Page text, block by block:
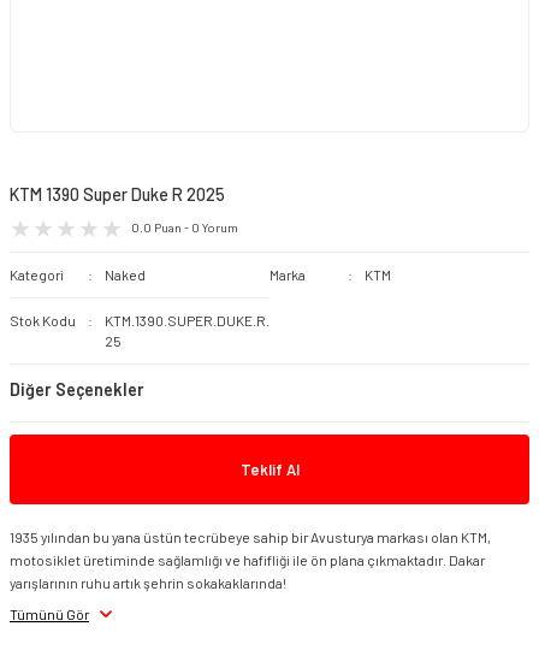
KTM 1390 Super Duke R 2025
0.0 Puan - 0 Yorum
Kategori Naked Marka KTM
Stok Kodu
KTM.1390.SUPER.DUKE.R.
25
Diğer Seçenekler
KTM 125 Duke 2024 KTM 250 Duke 2024 KTM 390 Duke 2024
Teklif Al
1935 yılından bu yana üstün tecrübeye sahip bir Avusturya markası olan KTM,
motosiklet üretiminde sağlamlığı ve hafifliği ile ön plana çıkmaktadır. Dakar
yarışlarının ruhu artık şehrin sokakaklarında!
Tümünü Gör